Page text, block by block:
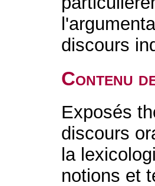
discours
Contenu
Exposés
discours
la
notions et